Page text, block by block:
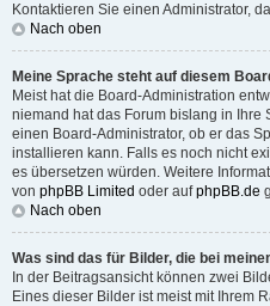
Kontaktieren Sie einen Administrator,
Nach oben
Meine Sprache steht auf diesem
Meist hat die Board-Administration
niemand hat das Forum bislang in Ihre
einen Board-Administrator, ob er das
installieren kann. Falls es noch nicht
es übersetzen würden. Weitere
von phpBB Limited oder aufphpBB.de
Nach oben
Was sind das für Bilder, die bei
In der Beitragsansicht können zwei
Eines dieser Bilder ist meist mit Ihrem